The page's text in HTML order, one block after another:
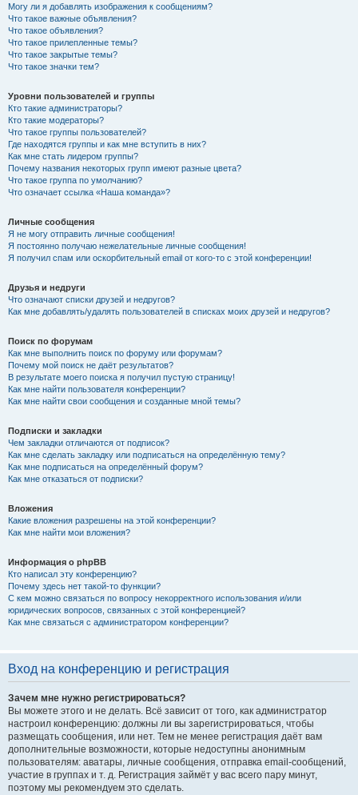
Могу ли я добавлять изображения к сообщениям?
Что такое важные объявления?
Что такое объявления?
Что такое прилепленные темы?
Что такое закрытые темы?
Что такое значки тем?
Уровни пользователей и группы
Кто такие администраторы?
Кто такие модераторы?
Что такое группы пользователей?
Где находятся группы и как мне вступить в них?
Как мне стать лидером группы?
Почему названия некоторых групп имеют разные цвета?
Что такое группа по умолчанию?
Что означает ссылка «Наша команда»?
Личные сообщения
Я не могу отправить личные сообщения!
Я постоянно получаю нежелательные личные сообщения!
Я получил спам или оскорбительный email от кого-то с этой конференции!
Друзья и недруги
Что означают списки друзей и недругов?
Как мне добавлять/удалять пользователей в списках моих друзей и недругов?
Поиск по форумам
Как мне выполнить поиск по форуму или форумам?
Почему мой поиск не даёт результатов?
В результате моего поиска я получил пустую страницу!
Как мне найти пользователя конференции?
Как мне найти свои сообщения и созданные мной темы?
Подписки и закладки
Чем закладки отличаются от подписок?
Как мне сделать закладку или подписаться на определённую тему?
Как мне подписаться на определённый форум?
Как мне отказаться от подписки?
Вложения
Какие вложения разрешены на этой конференции?
Как мне найти мои вложения?
Информация о phpBB
Кто написал эту конференцию?
Почему здесь нет такой-то функции?
С кем можно связаться по вопросу некорректного использования и/или
юридических вопросов, связанных с этой конференцией?
Как мне связаться с администратором конференции?
Вход на конференцию и регистрация
Зачем мне нужно регистрироваться?
Вы можете этого и не делать. Всё зависит от того, как администратор
настроил конференцию: должны ли вы зарегистрироваться, чтобы
размещать сообщения, или нет. Тем не менее регистрация даёт вам
дополнительные возможности, которые недоступны анонимным
пользователям: аватары, личные сообщения, отправка email-сообщений,
участие в группах и т. д. Регистрация займёт у вас всего пару минут,
поэтому мы рекомендуем это сделать.